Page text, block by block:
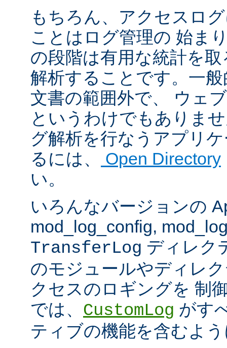
もちろん、アクセスロ
ことはログ管理の 始ま
の段階は有用な統計を
解析することです。一
文書の範囲外で、 ウェ
というわけでもありま
グ解析を行なうアプリ
るには、
Open Directory
い。
いろんなバージョンの
mod_log_config,
TransferLog ディレク
のモジュールやディレ
クセスのロギングを 制
では、 CustomLog がす
ティブの機能を含むよ